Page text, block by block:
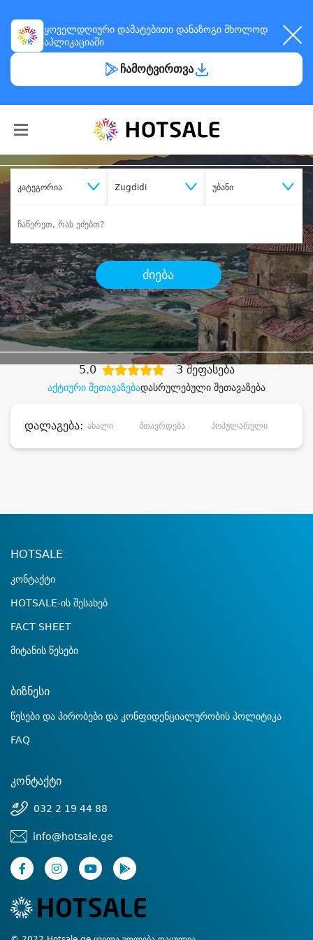
ყოველდღიური დამატებითი დანაზოგი მხოლოდ
აპლიკაციაში
ჩამოტვირთვა
კატეგორია Zugdidi უბანი
ძიება
შეიძინესასურველი მომსახურება
დიდი დანაზოგით
აქტიური შეთავაზებადასრულებული შეთავაზება
5.0 3 შეფასება
დალაგება: ახალი მთავრდება პოპულარული
HOTSALE
კონტაქტი
HOTSALE-ის შესახებ
FACT SHEET
მიტანის წესები
ბიზნესი
წესები და პირობები და კონფიდენციალურობის პოლიტიკა
FAQ
კონტაქტი
032 2 19 44 88
info@hotsale.ge